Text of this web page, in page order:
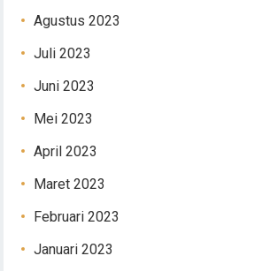
Agustus 2023
Juli 2023
Juni 2023
Mei 2023
April 2023
Maret 2023
Februari 2023
Januari 2023